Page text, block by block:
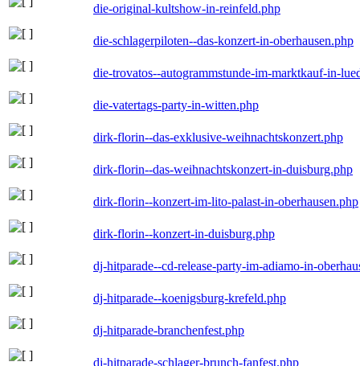
die-original-kultshow-in-reinfeld.php
die-schlagerpiloten--das-konzert-in-oberhausen.php
die-trovatos--autogrammstunde-im-marktkauf-in-
die-vatertags-party-in-witten.php
dirk-florin--das-exklusive-weihnachtskonzert.php
dirk-florin--das-weihnachtskonzert-in-duisburg.php
dirk-florin--konzert-im-lito-palast-in-oberhausen.php
dirk-florin--konzert-in-duisburg.php
dj-hitparade--cd-release-party-im-adiamo-in-
dj-hitparade--koenigsburg-krefeld.php
dj-hitparade-branchenfest.php
dj-hitparade-schlager-brunch-fanfest.php